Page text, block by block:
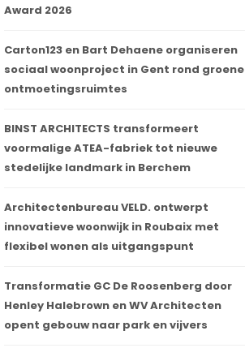
Award 2026
Carton123 en Bart Dehaene organiseren
sociaal woonproject in Gent rond groene
ontmoetingsruimtes
BINST ARCHITECTS transformeert
voormalige ATEA-fabriek tot nieuwe
stedelijke landmark in Berchem
Architectenbureau VELD. ontwerpt
innovatieve woonwijk in Roubaix met
flexibel wonen als uitgangspunt
Transformatie GC De Roosenberg door
Henley Halebrown en WV Architecten
opent gebouw naar park en vijvers